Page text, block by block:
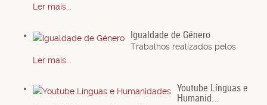
Ler mais...
Igualdade de Género
Trabalhos realizados pelos
Ler mais...
Youtube Línguas e
Humanid...